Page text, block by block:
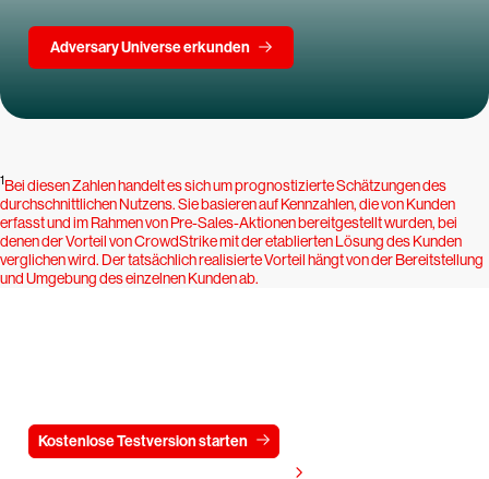
Adversary Universe erkunden
1Bei diesen Zahlen handelt es sich um prognostizierte Schätzungen des
durchschnittlichen Nutzens. Sie basieren auf Kennzahlen, die von Kunden
erfasst und im Rahmen von Pre-Sales-Aktionen bereitgestellt wurden, bei
denen der Vorteil von CrowdStrike mit der etablierten Lösung des Kunden
verglichen wird. Der tatsächlich realisierte Vorteil hängt von der Bereitstellung
und Umgebung des einzelnen Kunden ab.
Kostenlose Testversion starten